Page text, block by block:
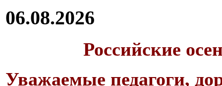
06.08.2026
Российские
Уважаемые педагоги,